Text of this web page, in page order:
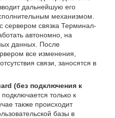
дальнейшую его
механизмом.
сервером связка Терминал-
автономно, на
данных. После
все изменения,
связи, заносятся в
(без подключения к
только к
также происходит
базы в